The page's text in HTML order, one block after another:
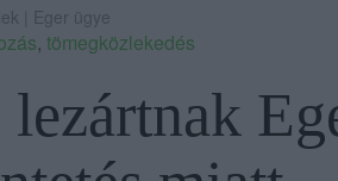
| Eger ügye
, tömegközlekedés